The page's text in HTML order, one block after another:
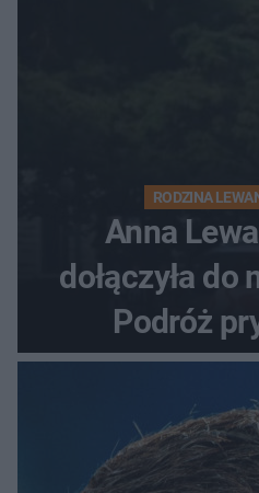
RODZINA
Anna
dołączyła do
Podróż